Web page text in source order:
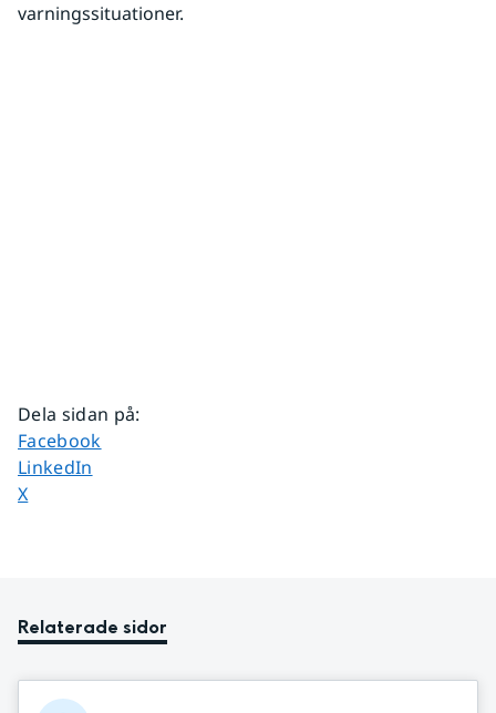
varningssituationer.
Dela sidan på:
Dela sidan på
Facebook
Dela sidan på
LinkedIn
Dela sidan på
X
Relaterade sidor